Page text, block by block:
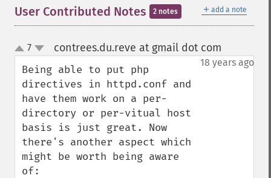
＋ add a note
User Contributed Notes 2 notes
up
down
7 contrees.du.reve at gmail dot com
18 years ago
Being able to put php
directives in httpd.conf and
have them work on a per-
directory or per-vitual host
basis is just great. Now
there's another aspect which
might be worth being aware
of: